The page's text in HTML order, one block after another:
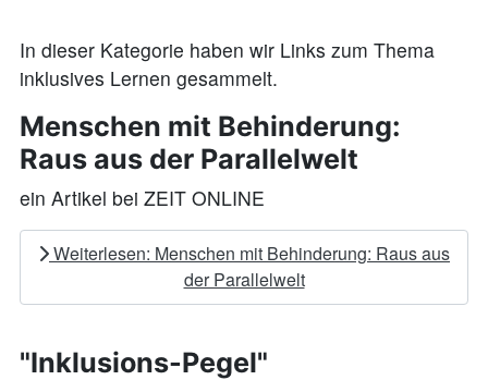
In dieser Kategorie haben wir Links zum Thema
inklusives Lernen gesammelt.
Menschen mit Behinderung:
Raus aus der Parallelwelt
ein Artikel bei ZEIT ONLINE
Weiterlesen: Menschen mit Behinderung: Raus aus
der Parallelwelt
"Inklusions-Pegel"